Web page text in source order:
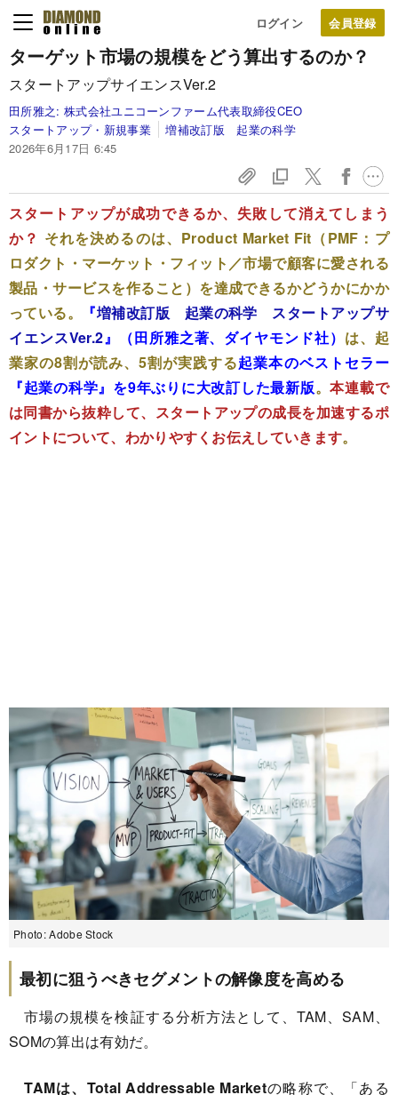
ログイン
ターゲット市場の規模をどう算出するのか？
スタートアップサイエンスVer.2
田所雅之: 株式会社ユニコーンファーム代表取締役CEO
スタートアップ・新規事業
増補改訂版 起業の科学
2026年6月17日 6:45
スタートアップが成功できるか、失敗して消えてしまう
か？ それを決めるのは、Product Market Fit（PMF：プ
ロダクト・マーケット・フィット／市場で顧客に愛される
製品・サービスを作ること）を達成できるかどうかにかか
っている。
『増補改訂版 起業の科学 スタートアップサ
イエンスVer.2』（田所雅之著、ダイヤモンド社） は、起
業家の8割が読み、5割が実践する起業本のベストセラー
『起業の科学』を9年ぶりに大改訂した最新版。本連載で
は同書から抜粋して、スタートアップの成長を加速するポ
イントについて、わかりやすくお伝えしていきます。
Photo: Adobe Stock
最初に狙うべきセグメントの解像度を高める
市場の規模を検証する分析方法として、TAM、SAM、
SOMの算出は有効だ。
TAMは、Total Addressable Marketの略称で、「ある